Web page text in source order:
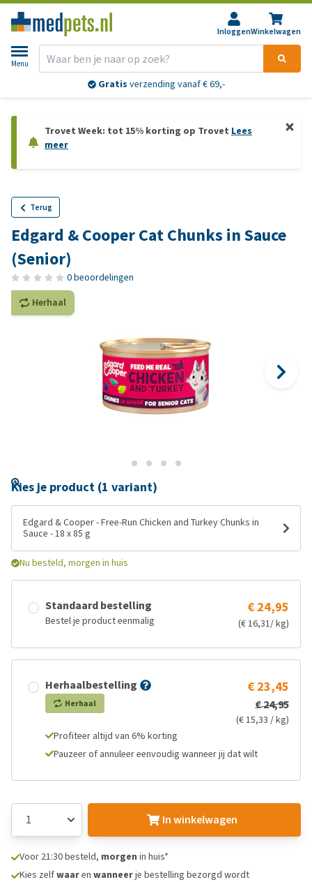
InloggenWinkelwagen
Menu
Gratis verzending vanaf € 69,-
Trovet Week: tot 15% korting op Trovet Lees
meer
Terug
Edgard & Cooper Cat Chunks in Sauce
(Senior)
0 beoordelingen
Herhaal
Kies je product (1 variant)
Edgard & Cooper - Free-Run Chicken and Turkey Chunks in
Sauce - 18 x 85 g
Nu besteld, morgen in huis
Standaard bestelling
Bestel je product eenmalig
€ 24,95
(€ 16,31/ kg)
Herhaalbestelling
Herhaal
€ 23,45
€ 24,95
(€ 15,33 / kg)
Profiteer altijd van 6% korting
Pauzeer of annuleer eenvoudig wanneer jij dat wilt
In winkelwagen
Voor 21:30 besteld, morgen in huis*
Kies zelfwaaren wanneerje bestelling bezorgd wordt